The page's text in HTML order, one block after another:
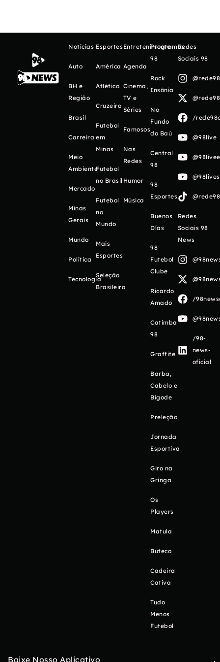
Notícias
Auto
BH e
Região
Brasil
Carreira
Meio
Ambiente
Mercado
Minas
Gerais
Mundo
Política
Tecnologia
Esportes
América
Atlético
Cruzeiro
Futebol
em
Minas
Futebol
no Brasil
Futebol
no
Mundo
Mais
Esportes
Seleção
Brasileira
Entretenimento
Agenda
Cinema,
TV e
Séries
Famosos
Nas
Redes
Humor
Música
Programas
98
Rock
Insônia
No
Fundo
do Baú
Central
98
98
Esportes
Buenos
Días
98
Futebol
Clube
Ricardo
Amado
Catimba
98
Graffite
Barba,
Cabelo e
Bigode
Preleção
Jornada
Esportiva
Giro na
Gringa
Os
Players
Matula
Buteco
Cadeira
Cativa
Tudo
Menos
Futebol
Redes
Sociais 98
/
@98live
Redes
Sociais 98
News
/
/98-
news-
oficial
Baixe Nosso Aplicativo